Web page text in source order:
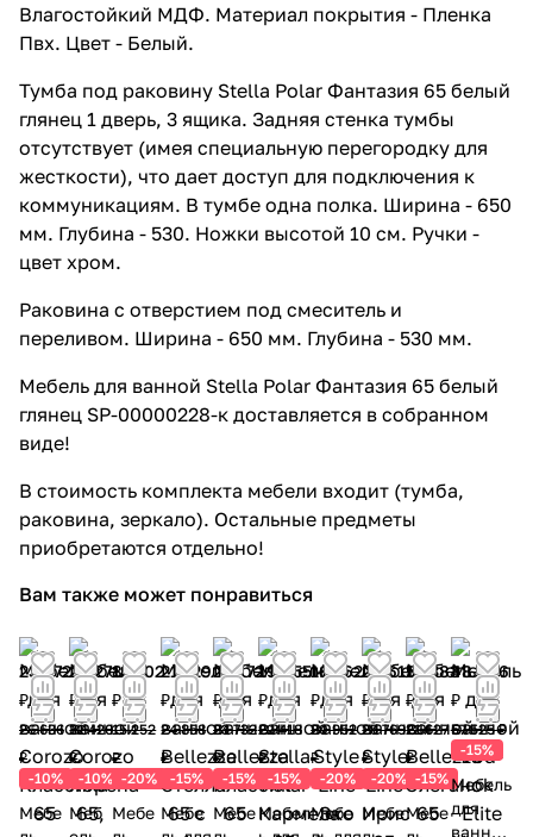
Влагостойкий МДФ. Материал покрытия - Пленка
Пвх. Цвет - Белый.
Тумба под раковину Stella Polar Фантазия 65 белый
глянец 1 дверь, 3 ящика. Задняя стенка тумбы
отсутствует (имея специальную перегородку для
жесткости), что дает доступ для подключения к
коммуникациям. В тумбе одна полка. Ширина - 650
мм. Глубина - 530. Ножки высотой 10 см. Ручки -
цвет хром.
Раковина с отверстием под смеситель и
переливом. Ширина - 650 мм. Глубина - 530 мм.
Мебель для ванной Stella Polar Фантазия 65 белый
глянец SP-00000228-к доставляется в собранном
виде!
В стоимость комплекта мебели входит (тумба,
раковина, зеркало). Остальные предметы
приобретаются отдельно!
Вам также может понравиться
23 972
₽
26 636
₽
-10%
Мебе
28 278
₽
31 420
₽
-10%
Меб
12 202
₽
15 252
₽
-20%
Мебе
21 129
₽
24 858
₽
-15%
Мебе
20 172
₽
23 732
₽
-15%
Мебе
19 055
₽
22 418
₽
-15%
Мебел
16 762
₽
20 952
₽
-20%
Мебе
20 615
₽
25 769
₽
-20%
Мебе
18 383
₽
21 627
₽
-15%
Мебе
48 896
₽
57 525 ₽
-15%
Мебель
для
ванной